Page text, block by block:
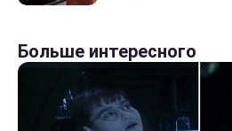
Больше интересного